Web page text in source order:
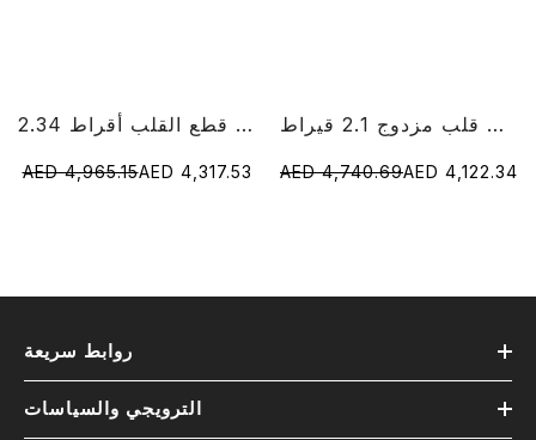
2.34 قيراط مختبر الماس قطع القلب أقراط
AED 4,965.15AED 4,317.53
خاتم الماس على شكل قلب مزدوج 2.1 قيراط
AED 4,740.69AED 4,122.34
روابط سريعة
الترويجي والسياسات